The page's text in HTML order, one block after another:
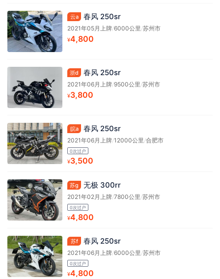
云a 春风 250sr
2021年05月上牌/6000公里 /苏州市
¥4,800
浙d 春风 250sr
2021年06月上牌/9500公里 /苏州市
¥3,800
皖a 春风 250sr
2021年06月上牌/12000公里 /合肥市
0次过户
¥3,500
苏g 无极 300rr
2021年02月上牌/7800公里 /苏州市
0次过户
¥4,800
苏f 春风 250sr
2021年06月上牌/6000公里/苏州市
0次过户
¥4,800